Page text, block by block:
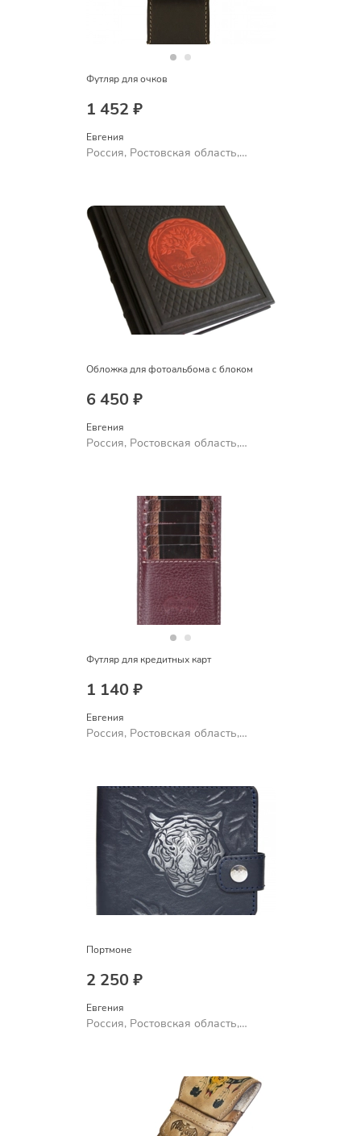
Футляр для очков
1 452 ₽
Евгения
Россия, Ростовская область,
Обложка для фотоальбома с блоком
6 450 ₽
Евгения
Россия, Ростовская область,
Футляр для кредитных карт
1 140 ₽
Евгения
Россия, Ростовская область,
Портмоне
2 250 ₽
Евгения
Россия, Ростовская область,